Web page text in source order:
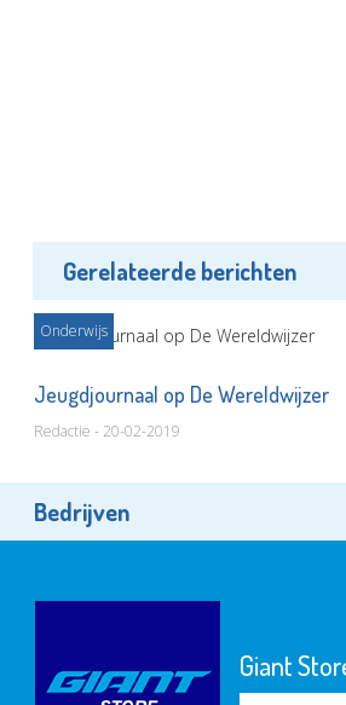
Gerelateerde berichten
Onderwijs
Jeugdjournaal op De Wereldwijzer
Redactie - 20-02-2019
Bedrijven
Giant